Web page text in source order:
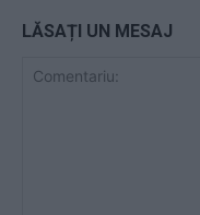
LĂSAȚI UN MESAJ